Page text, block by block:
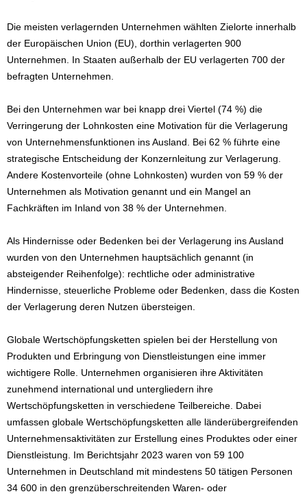
Die meisten verlagernden Unternehmen wählten Zielorte innerhalb
der Europäischen Union (EU), dorthin verlagerten 900
Unternehmen. In Staaten außerhalb der EU verlagerten 700 der
befragten Unternehmen.
Bei den Unternehmen war bei knapp drei Viertel (74 %) die
Verringerung der Lohnkosten eine Motivation für die Verlagerung
von Unternehmensfunktionen ins Ausland. Bei 62 % führte eine
strategische Entscheidung der Konzernleitung zur Verlagerung.
Andere Kostenvorteile (ohne Lohnkosten) wurden von 59 % der
Unternehmen als Motivation genannt und ein Mangel an
Fachkräften im Inland von 38 % der Unternehmen.
Als Hindernisse oder Bedenken bei der Verlagerung ins Ausland
wurden von den Unternehmen hauptsächlich genannt (in
absteigender Reihenfolge): rechtliche oder administrative
Hindernisse, steuerliche Probleme oder Bedenken, dass die Kosten
der Verlagerung deren Nutzen übersteigen.
Globale Wertschöpfungsketten spielen bei der Herstellung von
Produkten und Erbringung von Dienstleistungen eine immer
wichtigere Rolle. Unternehmen organisieren ihre Aktivitäten
zunehmend international und untergliedern ihre
Wertschöpfungsketten in verschiedene Teilbereiche. Dabei
umfassen globale Wertschöpfungsketten alle länderübergreifenden
Unternehmensaktivitäten zur Erstellung eines Produktes oder einer
Dienstleistung. Im Berichtsjahr 2023 waren von 59 100
Unternehmen in Deutschland mit mindestens 50 tätigen Personen
34 600 in den grenzüberschreitenden Waren- oder